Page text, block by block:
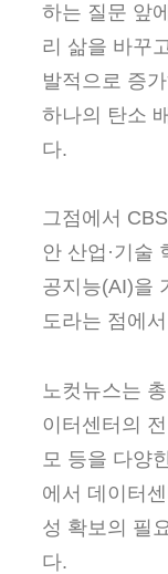
하는 질문 앞
리 삶을 바꾸
발적으로 증
하나의 탄소
다.
그점에서
안 산업·기술
공지능(AI)을
도라는 점에
노컷뉴스는
이터센터의
모 등을 다양
에서 데이터
성 확보의 필
다.